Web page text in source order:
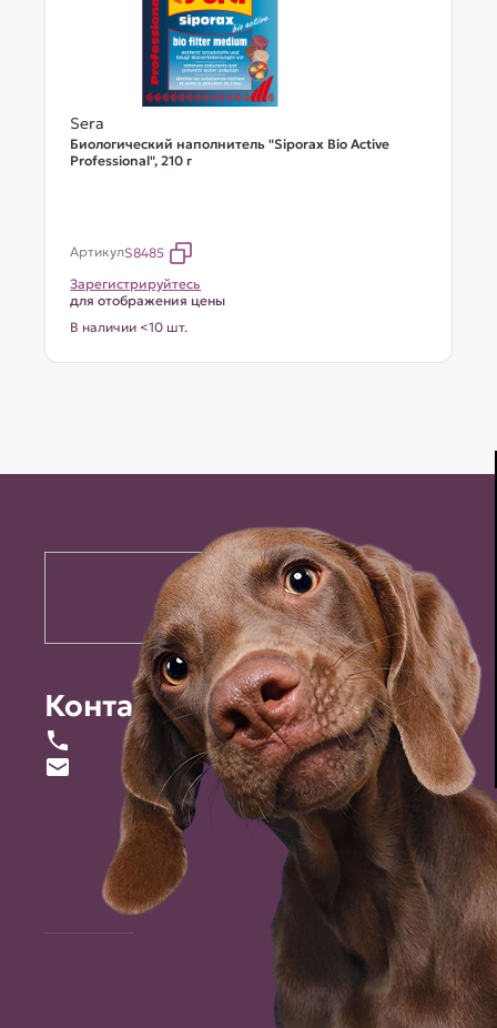
Sera
Биологический наполнитель "Siporax Bio Active
Professional", 210 г
АртикулS8485
Зарегистрируйтесь
для отображения цены
В наличии <10 шт.
Контакты